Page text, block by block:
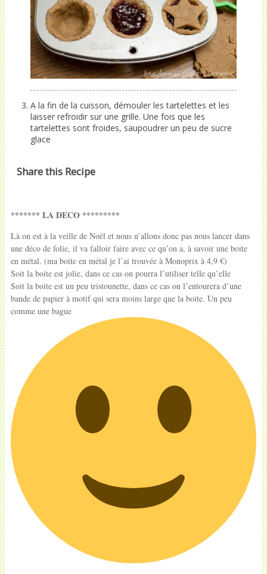
A la fin de la cuisson, démouler les tartelettes et les
laisser refroidir sur une grille. Une fois que les
tartelettes sont froides, saupoudrer un peu de sucre
glace
Share this Recipe
******* LA DECO *********
Là on est à la veille de Noël et nous n’allons donc pas nous lancer dans
une déco de folie, il va falloir faire avec ce qu’on a, à savoir une boite
en métal. (ma boite en métal je l’ai trouvée à Monoprix à 4,9 €)
Soit la boite est jolie, dans ce cas on pourra l’utiliser telle qu’elle
Soit la boite est un peu tristounette, dans ce cas on l’entourera d’une
bande de papier à motif qui sera moins large que la boite. Un peu
comme une bague